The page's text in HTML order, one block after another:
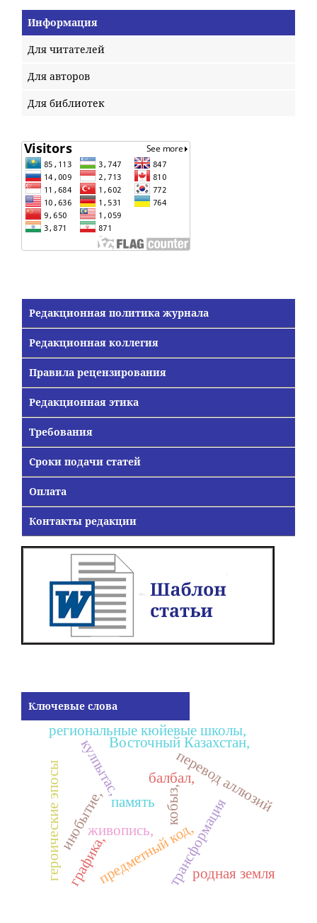
Информация
Для читателей
Для авторов
Для библиотек
Редакционная политика журнала
Редакционная коллегия
Правила рецензирования
Редакционная этика
Требования
Сроки подачи статей
Оплата
Контакты редакции
Ключевые слова
живопись,
графика,
кобыз,
балбал,
кулпытас,
предметный код,
инобытие, память перевод аллюзий
трансформация
Восточный Казахстан,
региональные кюйевые школы,
родная земля
героические эпосы